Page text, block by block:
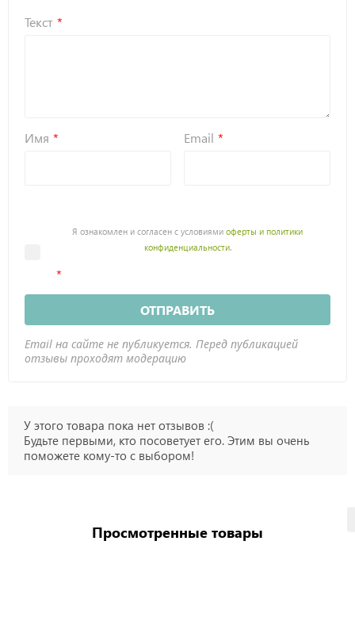
Текст
Имя Email
Я ознакомлен и согласен с условиямиоферты и политики
конфиденциальности.
ОТПРАВИТЬ
Email на сайте не публикуется. Перед публикацией
отзывы проходят модерацию
У этого товара пока нет отзывов :(
Будьте первыми, кто посоветует его. Этим вы очень
поможете кому-то с выбором!
Просмотренные товары